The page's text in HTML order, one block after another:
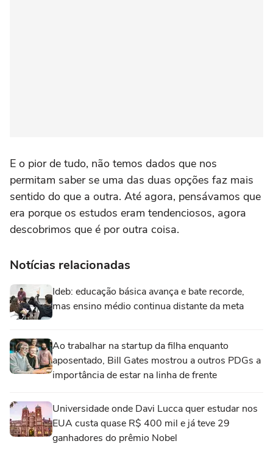
E o pior de tudo, não temos dados que nos
permitam saber se uma das duas opções faz mais
sentido do que a outra. Até agora, pensávamos que
era porque os estudos eram tendenciosos, agora
descobrimos que é por outra coisa.
Notícias relacionadas
Ideb: educação básica avança e bate recorde,
mas ensino médio continua distante da meta
Ao trabalhar na startup da filha enquanto
aposentado, Bill Gates mostrou a outros PDGs a
importância de estar na linha de frente
Universidade onde Davi Lucca quer estudar nos
EUA custa quase R$ 400 mil e já teve 29
ganhadores do prêmio Nobel